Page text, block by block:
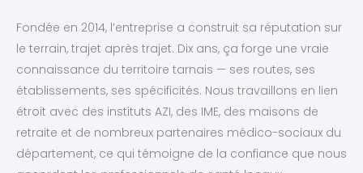
Fondée en 2014, l’entreprise a construit sa réputation sur
le terrain, trajet après trajet. Dix ans, ça forge une vraie
connaissance du territoire tarnais — ses routes, ses
établissements, ses spécificités. Nous travaillons en lien
étroit avec des instituts AZI, des IME, des maisons de
retraite et de nombreux partenaires médico-sociaux du
département, ce qui témoigne de la confiance que nous